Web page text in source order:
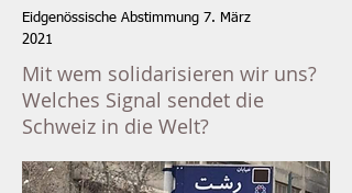
Eidgenössische Abstimmung 7. März
2021
Mit wem solidarisieren wir uns?
Welches Signal sendet die
Schweiz in die Welt?